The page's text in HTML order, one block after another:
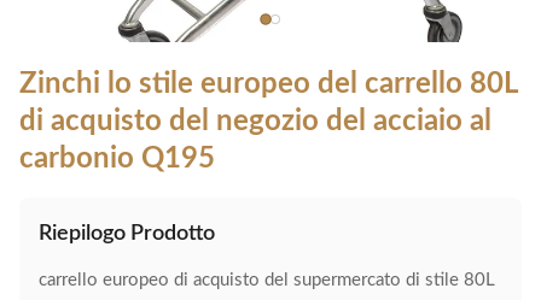
Zinchi lo stile europeo del carrello 80L
di acquisto del negozio del acciaio al
carbonio Q195
Riepilogo Prodotto
carrello europeo di acquisto del supermercato di stile 80L